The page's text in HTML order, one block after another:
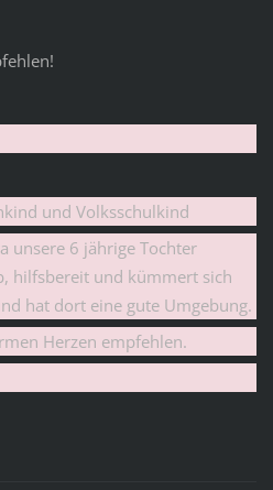
und Volksschulkind
unsere 6 jährige Tochter
hilfsbereit und kümmert sich
hat dort eine gute Umgebung.
Herzen empfehlen.